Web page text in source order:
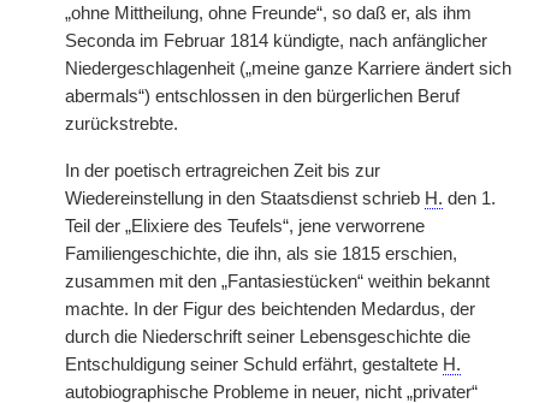
„ohne Mittheilung, ohne Freunde“, so daß er, als ihm
Seconda im Februar 1814 kündigte, nach anfänglicher
Niedergeschlagenheit („meine ganze Karriere ändert sich
abermals“) entschlossen in den bürgerlichen Beruf
zurückstrebte.
In der poetisch ertragreichen Zeit bis zur
Wiedereinstellung in den Staatsdienst schrieb H. den 1.
Teil der „Elixiere des Teufels“, jene verworrene
Familiengeschichte, die ihn, als sie 1815 erschien,
zusammen mit den „Fantasiestücken“ weithin bekannt
machte. In der Figur des beichtenden Medardus, der
durch die Niederschrift seiner Lebensgeschichte die
Entschuldigung seiner Schuld erfährt, gestaltete H.
autobiographische Probleme in neuer, nicht „privater“